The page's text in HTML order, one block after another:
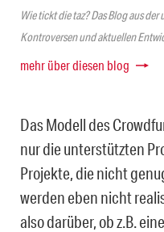
Wie tickt die taz? Das Blog aus
Kontroversen und aktuellen
mehr über diesen blog
Das Modell des
nur die unterstützten
Projekte, die nicht
werden eben nicht
also darüber, ob z.B. eine